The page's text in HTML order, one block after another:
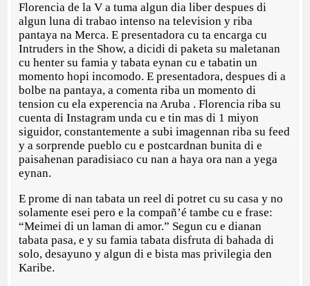
Florencia de la V a tuma algun dia liber despues di
algun luna di trabao intenso na television y riba
pantaya na Merca. E presentadora cu ta encarga cu
Intruders in the Show, a dicidi di paketa su maletanan
cu henter su famia y tabata eynan cu e tabatin un
momento hopi incomodo. E presentadora, despues di a
bolbe na pantaya, a comenta riba un momento di
tension cu ela experencia na Aruba . Florencia riba su
cuenta di Instagram unda cu e tin mas di 1 miyon
siguidor, constantemente a subi imagennan riba su feed
y a sorprende pueblo cu e postcardnan bunita di e
paisahenan paradisiaco cu nan a haya ora nan a yega
eynan.
E prome di nan tabata un reel di potret cu su casa y no
solamente esei pero e la compañ’é tambe cu e frase:
“Meimei di un laman di amor.” Segun cu e dianan
tabata pasa, e y su famia tabata disfruta di bahada di
solo, desayuno y algun di e bista mas privilegia den
Karibe.